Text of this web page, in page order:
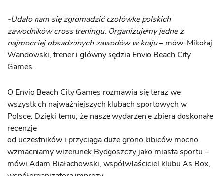
-Udało nam się zgromadzić czołówkę polskich
zawodników cross treningu. Organizujemy jedne z
najmocniej obsadzonych zawodów w kraju– mówi Mikołaj
Wandowski, trener i główny sędzia Envio Beach City
Games.
O Envio Beach City Games rozmawia się teraz we
wszystkich najważniejszych klubach sportowych w
Polsce. Dzięki temu, że nasze wydarzenie zbiera doskonałe
recenzje
od uczestników i przyciąga duże grono kibiców mocno
wzmacniamy wizerunek Bydgoszczy jako miasta sportu –
mówi Adam Białachowski, współwłaściciel klubu As Box,